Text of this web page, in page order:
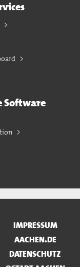
Software
IMPRESSUM
AACHEN.DE
DATENSCHUTZ